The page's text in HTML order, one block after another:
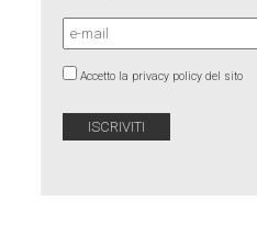
Accetto la privacy policy del sito